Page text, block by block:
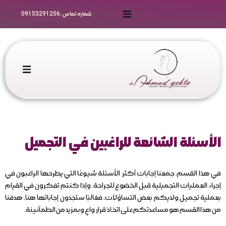
راهنمای رزرو
سوالات متداول زیباجویان
مقالات علمی و تخصصی
سوالات متداول تخصصی
شماره تماس : 09153291256
حجز موعد
الرعاية قبل وبعد الجراحة
تسجيل الزملاء
الأسئلة الشائعة للراغبين في التجميل
في هذا القسم، جمعنا إجابات أكثر الأسئلة شيوعًا التي يطرحها الراغبون في
إجراء العمليات التجميلية قبل الخضوع للجراحة. وإذا كنتم تفكرون في القيام
بعملية تجميل ولديكم بعض التساؤلات، فغالبًا ستجدون إجاباتها هنا. هدفنا
من هذا القسم هو مساعدتكم على اتخاذ قرار واعٍ وبمزيد من الطمأنينة.